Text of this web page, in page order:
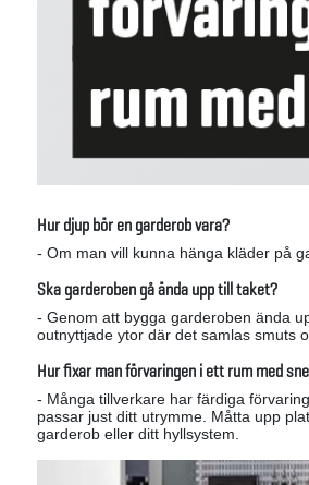
Hur djup bör en garderob vara?
- Om man vill kunna hänga kläder på
Ska garderoben gå ända upp till taket?
- Genom att bygga garderoben ända
outnyttjade ytor där det samlas smuts
Hur fixar man förvaringen i ett rum med
- Många tillverkare har färdiga
passar just ditt utrymme. Måtta upp
garderob eller ditt hyllsystem.